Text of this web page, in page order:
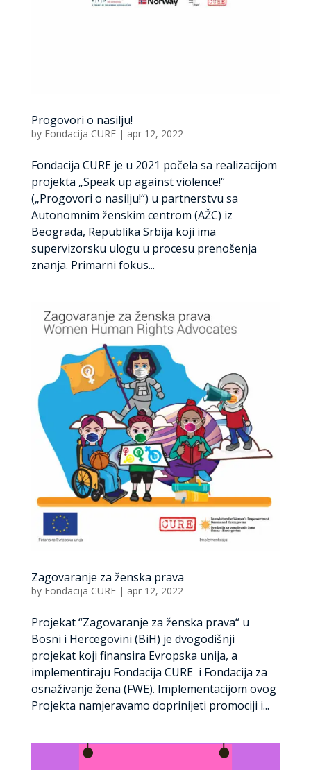
Progovori o nasilju!
by Fondacija CURE| apr 12, 2022
Fondacija CURE je u 2021 počela sa realizacijom
projekta „Speak up against violence!“
(„Progovori o nasilju!“) u partnerstvu sa
Autonomnim ženskim centrom (AŽC) iz
Beograda, Republika Srbija koji ima
supervizorsku ulogu u procesu prenošenja
znanja. Primarni fokus...
Zagovaranje za ženska prava
by Fondacija CURE| apr 12, 2022
Projekat “Zagovaranje za ženska prava“ u
Bosni i Hercegovini (BiH) je dvogodišnji
projekat koji finansira Evropska unija, a
implementiraju Fondacija CURE i Fondacija za
osnaživanje žena (FWE). Implementacijom ovog
Projekta namjeravamo doprinijeti promociji i...